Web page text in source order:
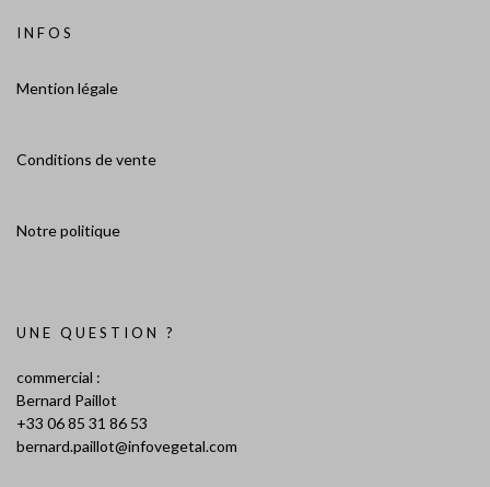
INFOS
Mention légale
Conditions de vente
Notre politique
UNE QUESTION ?
commercial :
Bernard Paillot
+33 06 85 31 86 53
bernard.paillot@infovegetal.com